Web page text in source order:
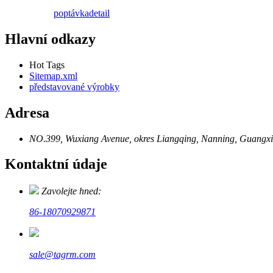
poptávkadetail
Hlavní odkazy
Hot Tags
Sitemap.xml
představované výrobky
Adresa
NO.399, Wuxiang Avenue, okres Liangqing, Nanning,
Kontaktní údaje
Zavolejte hned:
86-18070929871
sale@tagrm.com